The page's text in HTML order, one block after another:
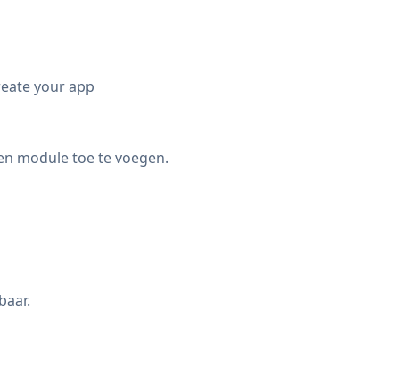
your app
module toe te voegen.